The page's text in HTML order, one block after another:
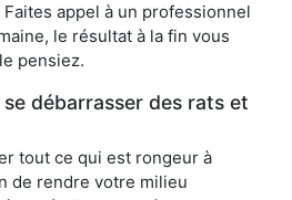
appel à un professionnel
le résultat à la fin vous
pensiez.
débarrasser des rats et
tout ce qui est rongeur à
de rendre votre milieu